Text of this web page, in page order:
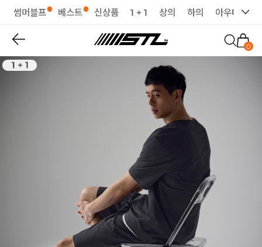
썸머블프 베스트 신상품 1 + 1 상의 하의 아우터
0